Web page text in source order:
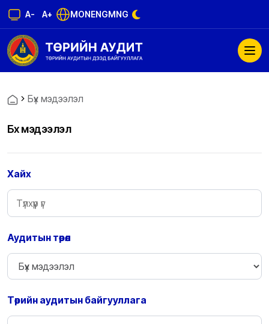
A- A+ MONENGMNG
Бүх мэдээлэл
Бүх мэдээлэл
Хайх
Аудитын төрөл
Төрийн аудитын байгууллага